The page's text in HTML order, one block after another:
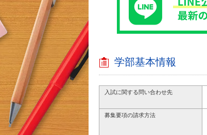
学部基本情報
入試に関する問い合わせ先
募集要項の請求方法